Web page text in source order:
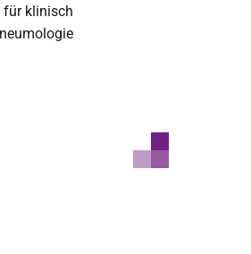
für klinisch